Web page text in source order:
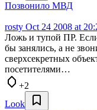
Позвонило МВД
rosty Oct 24 2008 at
Ложь и тупой ПР.
бы занялись, а не
сверхсекретных
посетителями…
+2
Look